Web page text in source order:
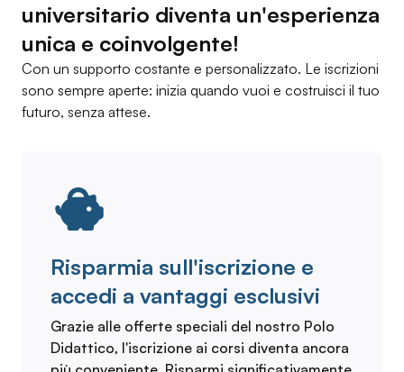
universitario diventa un'esperienza
unica e coinvolgente!
Con un supporto costante e personalizzato. Le iscrizioni
sono sempre aperte: inizia quando vuoi e costruisci il tuo
futuro, senza attese.
Risparmia sull'iscrizione e
accedi a vantaggi esclusivi
Grazie alle offerte speciali del nostro Polo
Didattico, l'iscrizione ai corsi diventa ancora